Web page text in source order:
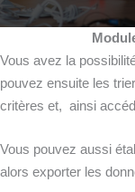
Vous avez la
pouvez ensuite les
critères et, ainsi
Vous pouvez aussi
alors exporter les